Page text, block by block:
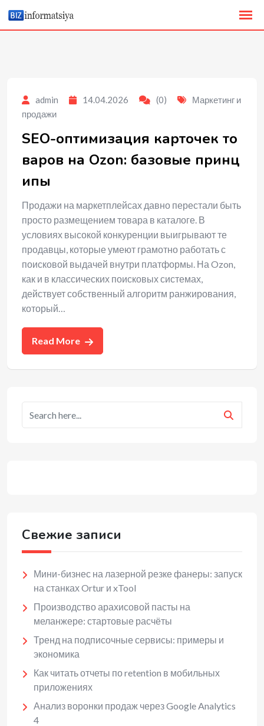
content
admin 14.04.2026 (0)
Маркетинг и
продажи
SEO-оптимизация карточек то
варов на Ozon: базовые принц
ипы
Продажи на маркетплейсах давно перестали быть
просто размещением товара в каталоге. В
условиях высокой конкуренции выигрывают те
продавцы, которые умеют грамотно работать с
поисковой выдачей внутри платформы. На Ozon,
как и в классических поисковых системах,
действует собственный алгоритм ранжирования,
который…
Read More
Свежие записи
Мини-бизнес на лазерной резке фанеры: запуск
на станках Ortur и xTool
Производство арахисовой пасты на
меланжере: стартовые расчёты
Тренд на подписочные сервисы: примеры и
экономика
Как читать отчеты по retention в мобильных
приложениях
Анализ воронки продаж через Google Analytics
4